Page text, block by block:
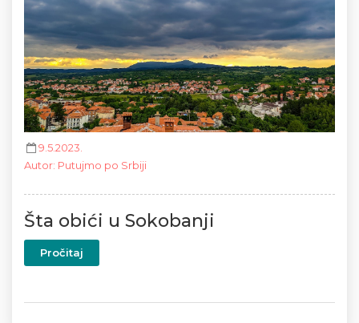
9.5.2023.
Autor: Putujmo po Srbiji
Šta obići u Sokobanji
Pročitaj